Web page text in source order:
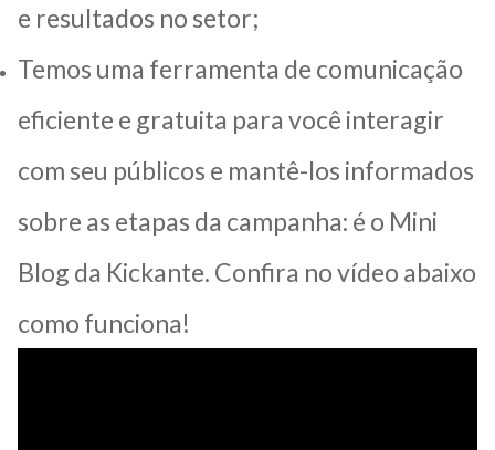
e resultados no setor;
Temos uma ferramenta de comunicação
eficiente e gratuita para você interagir
com seu públicos e mantê-los informados
sobre as etapas da campanha: é o Mini
Blog da Kickante. Confira no vídeo abaixo
como funciona!